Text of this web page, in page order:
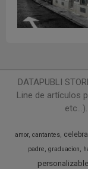
DATAPUBLI
Line de artículos
amor cantantes
padre graduacion
personalizable